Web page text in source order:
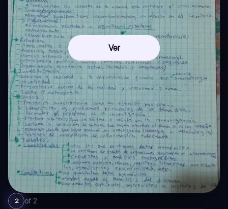
Ver
2 of 2